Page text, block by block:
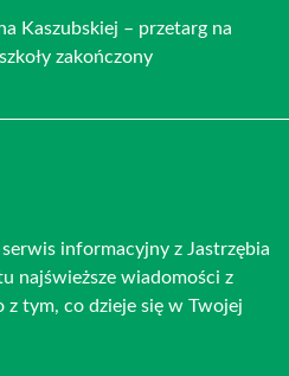
Kaszubskiej – przetarg na
zakończony
informacyjny z Jastrzębia
najświeższe wiadomości z
z tym, co dzieje się w Twojej